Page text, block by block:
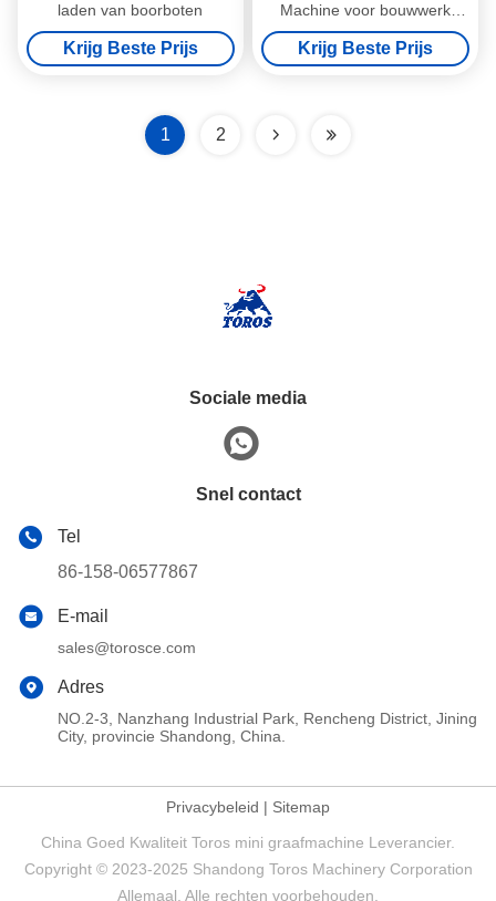
laden van boorboten
Krijg Beste Prijs
Machine voor bouwwerk
Gebruikersvriendelijk
Krijg Beste Prijs
1 2
Sociale media
Snel contact
Tel
86-158-06577867
E-mail
sales@torosce.com
Adres
NO.2-3, Nanzhang Industrial Park, Rencheng District, Jining
City, provincie Shandong, China.
Privacybeleid | Sitemap
China Goed Kwaliteit Toros mini graafmachine Leverancier.
Copyright © 2023-2025 Shandong Toros Machinery Corporation
Allemaal. Alle rechten voorbehouden.